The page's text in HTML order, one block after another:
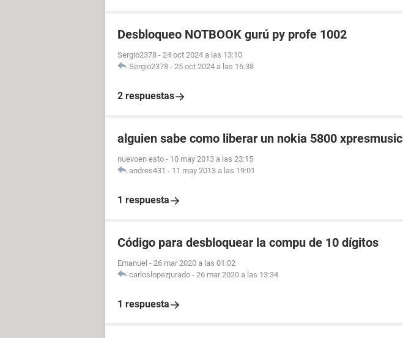
Desbloqueo NOTBOOK gurú py profe 1002
Sergio2378 - 24 oct 2024 a las 13:10
Sergio2378 - 25 oct 2024 a las 16:38
2 respuestas
alguien sabe como liberar un nokia 5800 xpresmusic
nuevoen esto - 10 may 2013 a las 23:15
andres431 - 11 may 2013 a las 19:01
1 respuesta
Código para desbloquear la compu de 10 dígitos
Emanuel - 26 mar 2020 a las 01:02
carloslopezjurado - 26 mar 2020 a las 13:34
1 respuesta